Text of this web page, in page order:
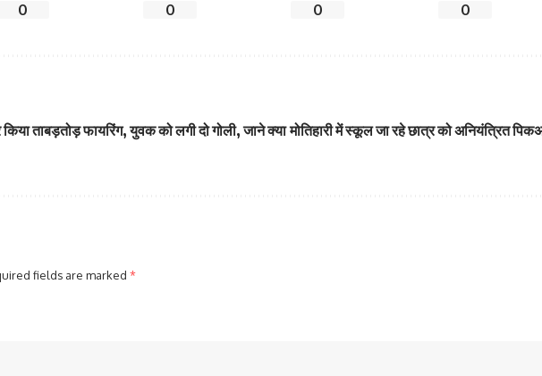
0 0 0 0
ताबड़तोड़ फायरिंग, युवक को लगी दो गोली, जाने क्या मोतिहारी में स्कूल जा रहे छात्र को अनियंत्रित
fields are marked *